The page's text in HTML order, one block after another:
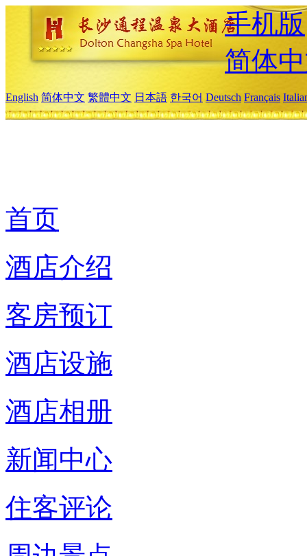
手机版
简体
English 简体中文 繁體中文 日本語 한국어 Deutsch Français
首页
酒店介绍
客房预订
酒店设施
酒店相册
新闻中心
住客评论